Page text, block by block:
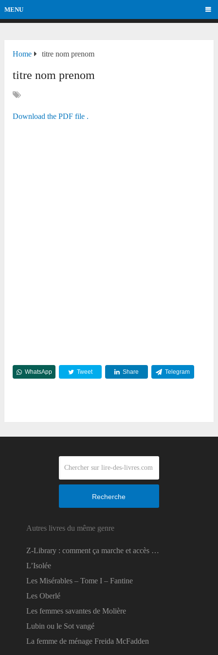
MENU
Home titre nom prenom
titre nom prenom
Download the PDF file .
WhatsApp Tweet Share Telegram
Recherche
Autres livres du même genre
Z-Library : comment ça marche et accès …
L’Isolée
Les Misérables – Tome I – Fantine
Les Oberlé
Les femmes savantes de Molière
Lubin ou le Sot vangé
La femme de ménage Freida McFadden